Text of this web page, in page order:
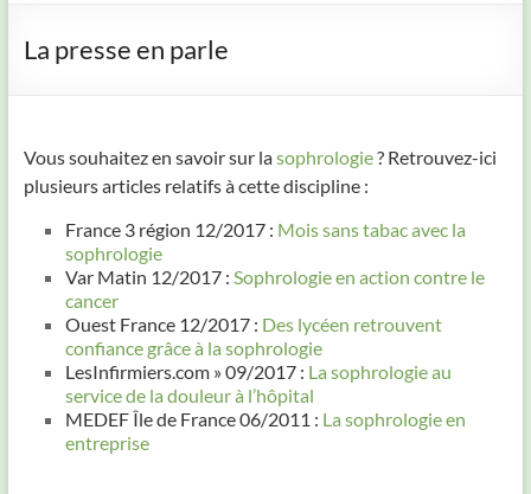
La presse en parle
Vous souhaitez en savoir sur lasophrologie? Retrouvez-ici
plusieurs articles relatifs à cette discipline :
France 3 région 12/2017 : Mois sans tabac avec la
sophrologie
Var Matin 12/2017 : Sophrologie en action contre le
cancer
Ouest France 12/2017 : Des lycéen retrouvent
confiance grâce à la sophrologie
LesInfirmiers.com » 09/2017 : La sophrologie au
service de la douleur à l’hôpital
MEDEF Île de France 06/2011 : La sophrologie en
entreprise